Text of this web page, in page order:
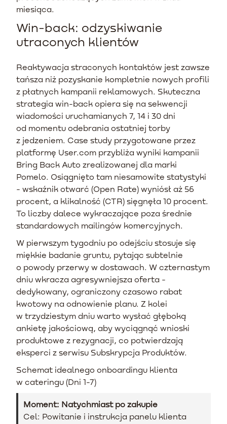
miesiąca.
Win-back: odzyskiwanie
utraconych klientów
Reaktywacja straconych kontaktów jest zawsze
tańsza niż pozyskanie kompletnie nowych profili
z płatnych kampanii reklamowych. Skuteczna
strategia win-back opiera się na sekwencji
wiadomości uruchamianych 7, 14 i 30 dni
od momentu odebrania ostatniej torby
z jedzeniem. Case study przygotowane przez
platformę User.com przybliża wyniki kampanii
Bring Back Auto zrealizowanej dla marki
Pomelo. Osiągnięto tam niesamowite statystyki
- wskaźnik otwarć (Open Rate) wyniósł aż 56
procent, a klikalność (CTR) sięgnęła 10 procent.
To liczby dalece wykraczające poza średnie
standardowych mailingów komercyjnych.
W pierwszym tygodniu po odejściu stosuje się
miękkie badanie gruntu, pytając subtelnie
o powody przerwy w dostawach. W czternastym
dniu wkracza agresywniejsza oferta -
dedykowany, ograniczony czasowo rabat
kwotowy na odnowienie planu. Z kolei
w trzydziestym dniu warto wysłać głęboką
ankietę jakościową, aby wyciągnąć wnioski
produktowe z rezygnacji, co potwierdzają
eksperci z serwisu Subskrypcja Produktów.
Schemat idealnego onboardingu klienta
w cateringu (Dni 1-7)
Moment: Natychmiast po zakupie
Cel: Powitanie i instrukcja panelu klienta